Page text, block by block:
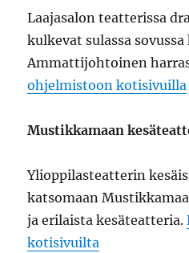
Laajasalon teatterissa
kulkevat sulassa sovussa
Ammattijohtoinen
ohjelmistoon kotisivuilla
Mustikkamaan
Ylioppilasteatterin
katsomaan
ja erilaista kesäteatteria.
kotisivuilta